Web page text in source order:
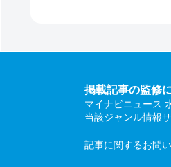
掲載記事の監修
マイナビニュース
当該ジャンル情報
記事に関するお問